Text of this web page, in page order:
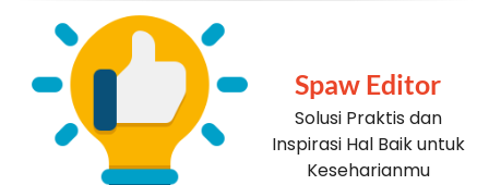
Spaw Editor
Solusi Praktis dan
Inspirasi Hal Baik untuk
Keseharianmu